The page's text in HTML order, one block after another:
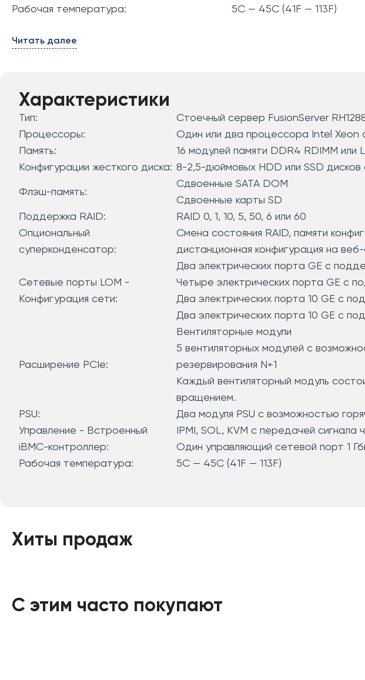
Рабочая температура:
5C — 45C (41F — 113F)
Читать далее
Характеристики
Тип:
Стоечный сервер FusionServer
Процессоры:
Один или два процессора Intel Xeon
Память:
16 модулей памяти DDR4 RDIMM или
Конфигурации жесткого диска: 8-2,5-дюймовых HDD или SSD дисков
Флэш-память:
Сдвоенные SATA DOM
Сдвоенные карты SD
Поддержка RAID:
RAID 0, 1, 10, 5, 50, 6 или 60
Опциональный
суперконденсатор:
Смена состояния RAID, памяти
дистанционная конфигурация на
Сетевые порты LOM -
Конфигурация сети:
Два электрических порта GE с
Четыре электрических порта GE с
Два электрических порта 10 GE с
Два электрических порта 10 GE с
Расширение PCIe:
Вентиляторные модули
5 вентиляторных модулей с
резервирования N+1
Каждый вентиляторный модуль
вращением.
PSU:
Два модуля PSU с возможностью
Управление - Встроенный
iBMC-контроллер:
IPMI, SOL, KVM с передачей сигнала
Один управляющий сетевой порт 1
Рабочая температура:
5C — 45C (41F — 113F)
Хиты продаж
С этим часто покупают